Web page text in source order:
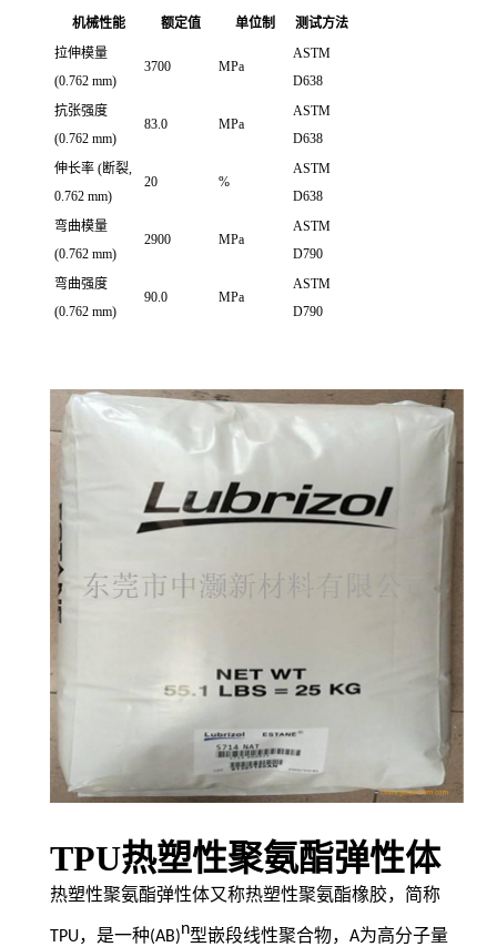
机械性能 额定值 单位制
测试方法
拉伸模量
(0.762 mm)
3700 MPa
ASTM
D638
抗张强度
(0.762 mm)
83.0 MPa
ASTM
D638
伸长率 (断裂,
0.762 mm)
20 %
ASTM
D638
弯曲模量
(0.762 mm)
2900 MPa
ASTM
D790
弯曲强度
(0.762 mm)
90.0 MPa
ASTM
D790
TPU热塑性聚氨酯弹性体
热塑性聚氨酯弹性体又称热塑性聚氨酯橡胶，简称
TPU，是一种(AB)n型嵌段线性聚合物， A为高分子量